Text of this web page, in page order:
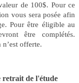
de 100$. Pour ce
vous sera posée afin
Pour être éligible au
être complétés.
offerte.
de l'étude